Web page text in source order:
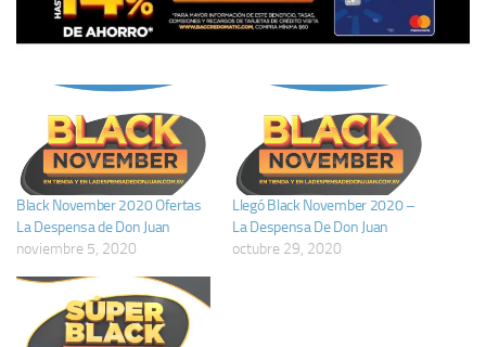
Black November 2020 Ofertas
La Despensa de Don Juan
noviembre 5, 2020
Llegó Black November 2020 –
La Despensa De Don Juan
octubre 29, 2020